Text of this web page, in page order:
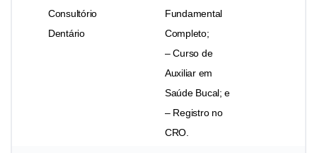
Consultório
Dentário
Fundamental
Completo;
– Curso de
Auxiliar em
Saúde Bucal; e
– Registro no
CRO.